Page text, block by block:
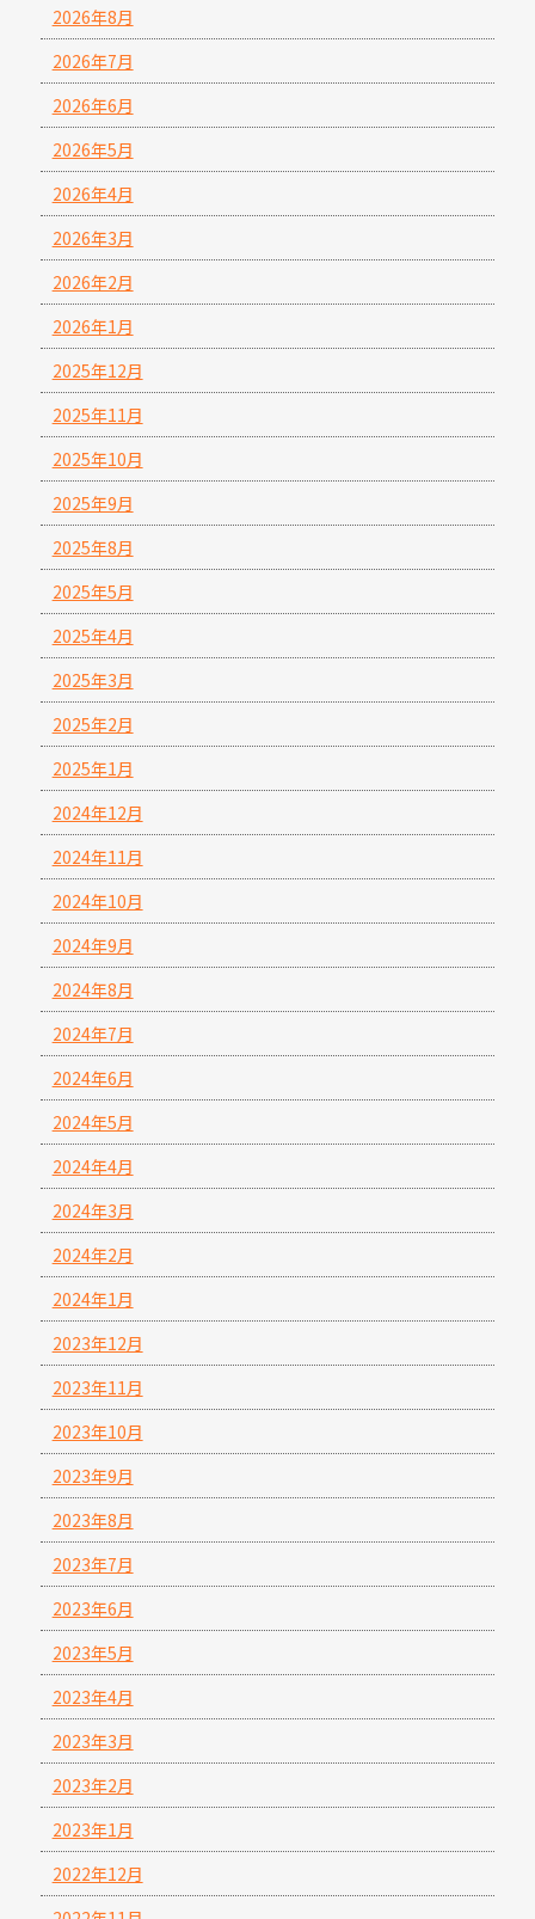
2026年8月
2026年7月
2026年6月
2026年5月
2026年4月
2026年3月
2026年2月
2026年1月
2025年12月
2025年11月
2025年10月
2025年9月
2025年8月
2025年5月
2025年4月
2025年3月
2025年2月
2025年1月
2024年12月
2024年11月
2024年10月
2024年9月
2024年8月
2024年7月
2024年6月
2024年5月
2024年4月
2024年3月
2024年2月
2024年1月
2023年12月
2023年11月
2023年10月
2023年9月
2023年8月
2023年7月
2023年6月
2023年5月
2023年4月
2023年3月
2023年2月
2023年1月
2022年12月